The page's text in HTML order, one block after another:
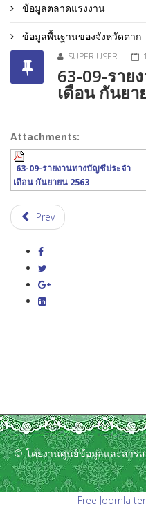
ข้อมูลตลาดแรงงาน
ข้อมูลพื้นฐานของจังหวัดตาก
SUPER USER
63-09-ราย
เดือน กันยา
Attachments:
63-09-รายงานทางบัญชีประจำ
เดือน กันยายน 2563
Prev
© โดยงานศูนย์ข้อมูลและสารส
Free Joomla